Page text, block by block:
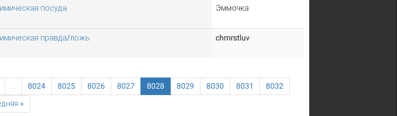
посуда Эммочка
правда/ложь chmrstluv
… 8024 8025 8026 8027 8028 8029 8030 8031
8032
»